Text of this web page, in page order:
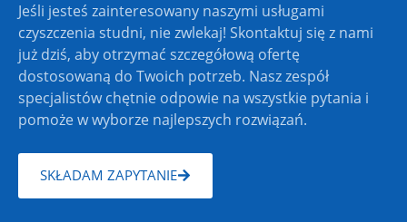
Jeśli jesteś zainteresowany naszymi usługami
czyszczenia studni, nie zwlekaj! Skontaktuj się z nami
już dziś, aby otrzymać szczegółową ofertę
dostosowaną do Twoich potrzeb. Nasz zespół
specjalistów chętnie odpowie na wszystkie pytania i
pomoże w wyborze najlepszych rozwiązań.
SKŁADAM ZAPYTANIE